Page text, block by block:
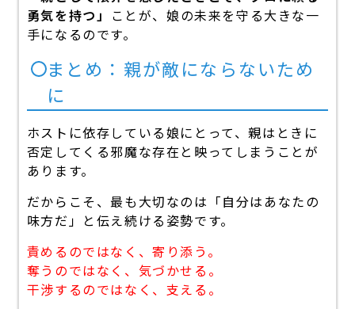
勇気を持つ」 ことが、娘の未来を守る大きな一
手になるのです。
まとめ：親が敵にならないため
に
ホストに依存している娘にとって、親はときに
否定してくる邪魔な存在と映ってしまうことが
あります。
だからこそ、最も大切なのは「自分はあなたの
味方だ」と伝え続ける姿勢です。
責めるのではなく、寄り添う。
奪うのではなく、気づかせる。
干渉するのではなく、支える。